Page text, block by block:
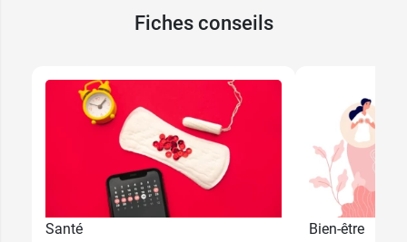
Fiches conseils
Santé
Bien-être